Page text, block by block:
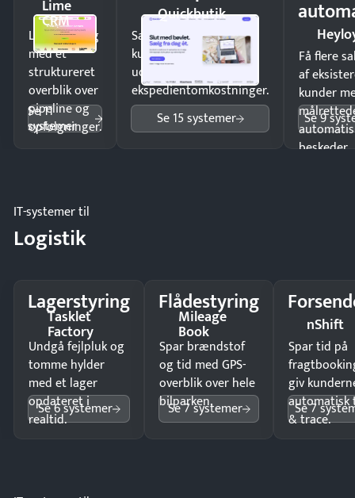
Lime
CRM
Luk flere salg
med et
struktureret
overblik over
pipeline og
opfølgninger.
Se 11
systemer
Quickbutik
Sælg produkter 24/7 til
kunder i hele landet
uden
ekspedientomkostninger.
Se 15 systemer
Få flere
af
kunder
beskeder.
Se 9
IT-systemer til
Logistik
Lagerstyring
Tasklet
Factory
Undgå fejlpluk og
tomme hylder
med et lager
opdateret i
realtid.
Se 6 systemer
Flådestyring
Mileage
Book
Spar brændstof
og tid med GPS-
overblik over hele
bilparken.
Se 7 systemer
nShift
Spar tid på
giv
automatisk
& trace.
Se 7